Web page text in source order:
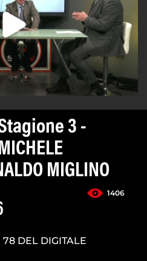
3 -
MIGLINO
1406
DEL DIGITALE